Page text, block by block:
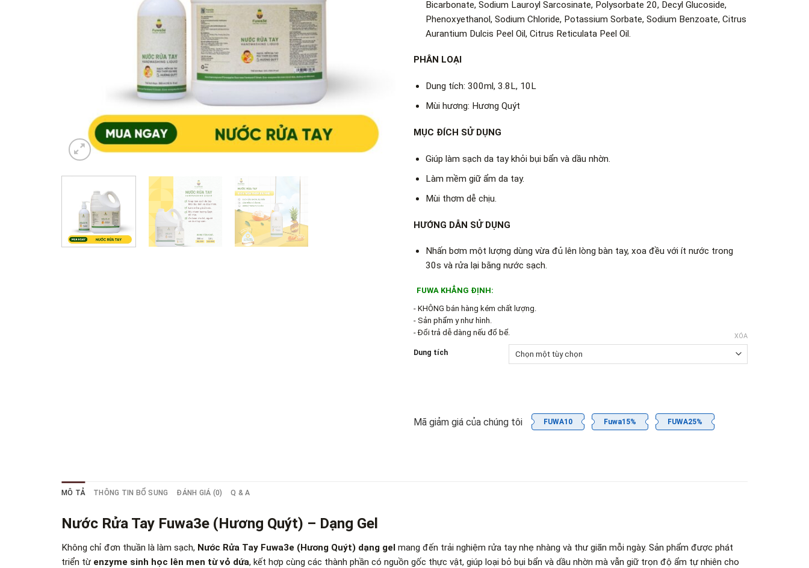
Bicarbonate, Sodium Lauroyl Sarcosinate, Polysorbate 20, Decyl Glucoside,
Phenoxyethanol, Sodium Chloride, Potassium Sorbate, Sodium Benzoate, Citrus
Aurantium Dulcis Peel Oil, Citrus Reticulata Peel Oil.
PHÂN LOẠI
Dung tích: 300ml, 3.8L, 10L
Mùi hương: Hương Quýt
MỤC ĐÍCH SỬ DỤNG
Giúp làm sạch da tay khỏi bụi bẩn và dầu nhờn.
Làm mềm giữ ẩm da tay.
Mùi thơm dễ chịu.
HƯỚNG DẪN SỬ DỤNG
Nhấn bơm một lượng dùng vừa đủ lên lòng bàn tay, xoa đều với ít nước trong
30s và rửa lại bằng nước sạch.
FUWA KHẲNG ĐỊNH:
- KHÔNG bán hàng kém chất lượng.
- Sản phẩm y như hình.
- Đổi trả dễ dàng nếu đổ bể.
Dung tích
XÓA
Mã giảm giá của chúng tôi FUWA10 Fuwa15% FUWA25%
MÔ TẢ THÔNG TIN BỔ SUNG ĐÁNH GIÁ (0) Q & A
Nước Rửa Tay Fuwa3e (Hương Quýt) – Dạng Gel
Không chỉ đơn thuần là làm sạch, Nước Rửa Tay Fuwa3e (Hương Quýt) dạng gel mang đến trải nghiệm rửa tay nhẹ nhàng và thư giãn mỗi ngày. Sản phẩm được phát
triển từ enzyme sinh học lên men từ vỏ dứa, kết hợp cùng các thành phần có nguồn gốc thực vật, giúp loại bỏ bụi bẩn và dầu nhờn mà vẫn giữ trọn độ ẩm tự nhiên cho